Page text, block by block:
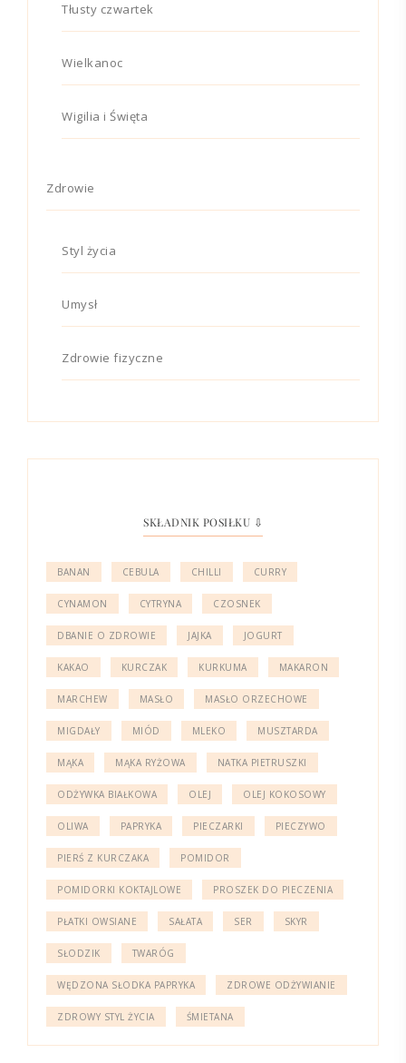
Tłusty czwartek
Wielkanoc
Wigilia i Święta
Zdrowie
Styl życia
Umysł
Zdrowie fizyczne
SKŁADNIK POSIŁKU ⇩
BANAN CEBULA CHILLI CURRY
CYNAMON CYTRYNA CZOSNEK
DBANIE O ZDROWIE JAJKA JOGURT
KAKAO KURCZAK KURKUMA MAKARON
MARCHEW MASŁO MASŁO ORZECHOWE
MIGDAŁY MIÓD MLEKO MUSZTARDA
MĄKA MĄKA RYŻOWA NATKA PIETRUSZKI
ODŻYWKA BIAŁKOWA OLEJ OLEJ KOKOSOWY
OLIWA PAPRYKA PIECZARKI PIECZYWO
PIERŚ Z KURCZAKA POMIDOR
POMIDORKI KOKTAJLOWE PROSZEK DO PIECZENIA
PŁATKI OWSIANE SAŁATA SER SKYR
SŁODZIK TWARÓG
WĘDZONA SŁODKA PAPRYKA ZDROWE ODŻYWIANIE
ZDROWY STYL ŻYCIA ŚMIETANA